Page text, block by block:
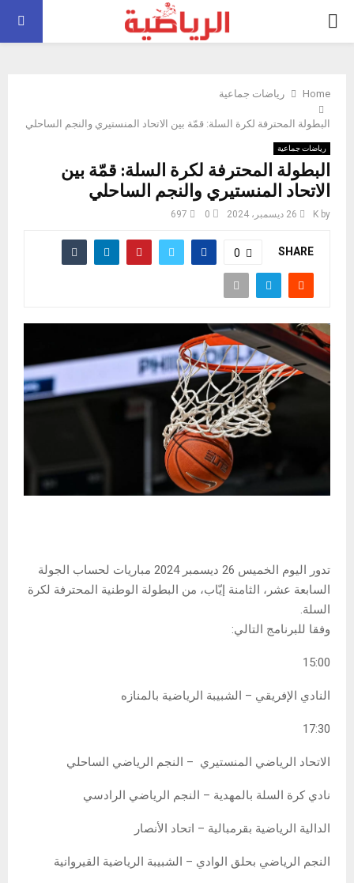
PRIMARY
Home رياضات جماعية
البطولة المحترفة لكرة السلة: قمّة بين الاتحاد المنستيري والنجم الساحلي
رياضات جماعية
البطولة المحترفة لكرة السلة: قمّة بين
الاتحاد المنستيري والنجم الساحلي
by
K 26 ديسمبر، 2024 0
697
SHARE
0
تدور اليوم الخميس 26 ديسمبر 2024 مباريات لحساب الجولة
السابعة عشر، الثامنة إيّاب، من البطولة الوطنية المحترفة لكرة
السلة.
وفقا للبرنامج التالي:
15:00
النادي الإفريقي – الشبيبة الرياضية بالمنازه
17:30
الاتحاد الرياضي المنستيري – النجم الرياضي الساحلي
نادي كرة السلة بالمهدية – النجم الرياضي الرادسي
الدالية الرياضية بقرمبالية – اتحاد الأنصار
النجم الرياضي بحلق الوادي – الشبيبة الرياضية القيروانية